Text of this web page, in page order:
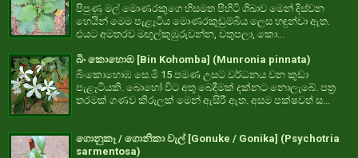
පිපුණු මල් මොණරකුගෙ හිසමත පිහිටි ශිඛාව මෙන් දිස්වන
හෙයින් මෙම පැළෑටිය මොණරකුඩුම්බිය ලෙස හඳුන්වා ඇත.
එයට අමතරව මඟුල්කුඹුරුවන්න, වතුපලා, කො...
බිං කොහොඹ [Bin Kohomba] (Munronia pinnata)
බිංකොහොඹ සෙ.මි 15 පමණ උසට වර්ධනය වන කුඩා
පැළෑටියකි. බොහෝ විට අතු බෙදීමක් දක්නට නොලැබේ. පත්‍ර
තරමක් ගණව කිරුලක් මෙන් ඇසිරී ඇත. අසම පක්ෂවත් ස...
ගොනුකෑ / ගොනිකා වැල් [Gonuke / Gonika] (Psychotria
sarmentosa)